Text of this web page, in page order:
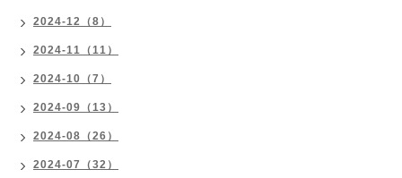
2024-12（8）
2024-11（11）
2024-10（7）
2024-09（13）
2024-08（26）
2024-07（32）